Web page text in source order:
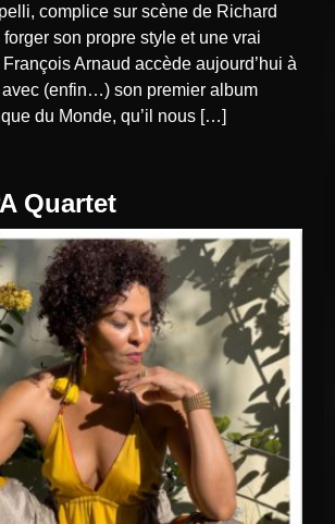
complice sur scène de Richard
son propre style et une vrai
Arnaud accède aujourd’hui à
avec (enfin…) son premier album
du Monde, qu’il nous […]
Quartet